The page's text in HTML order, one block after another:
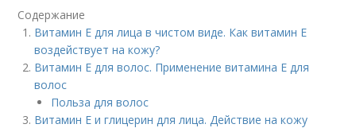
Содержание
Витамин Е для лица в чистом виде. Как витамин Е
воздействует на кожу?
Витамин Е для волос. Применение витамина Е для
волос
Польза для волос
Витамин Е и глицерин для лица. Действие на кожу